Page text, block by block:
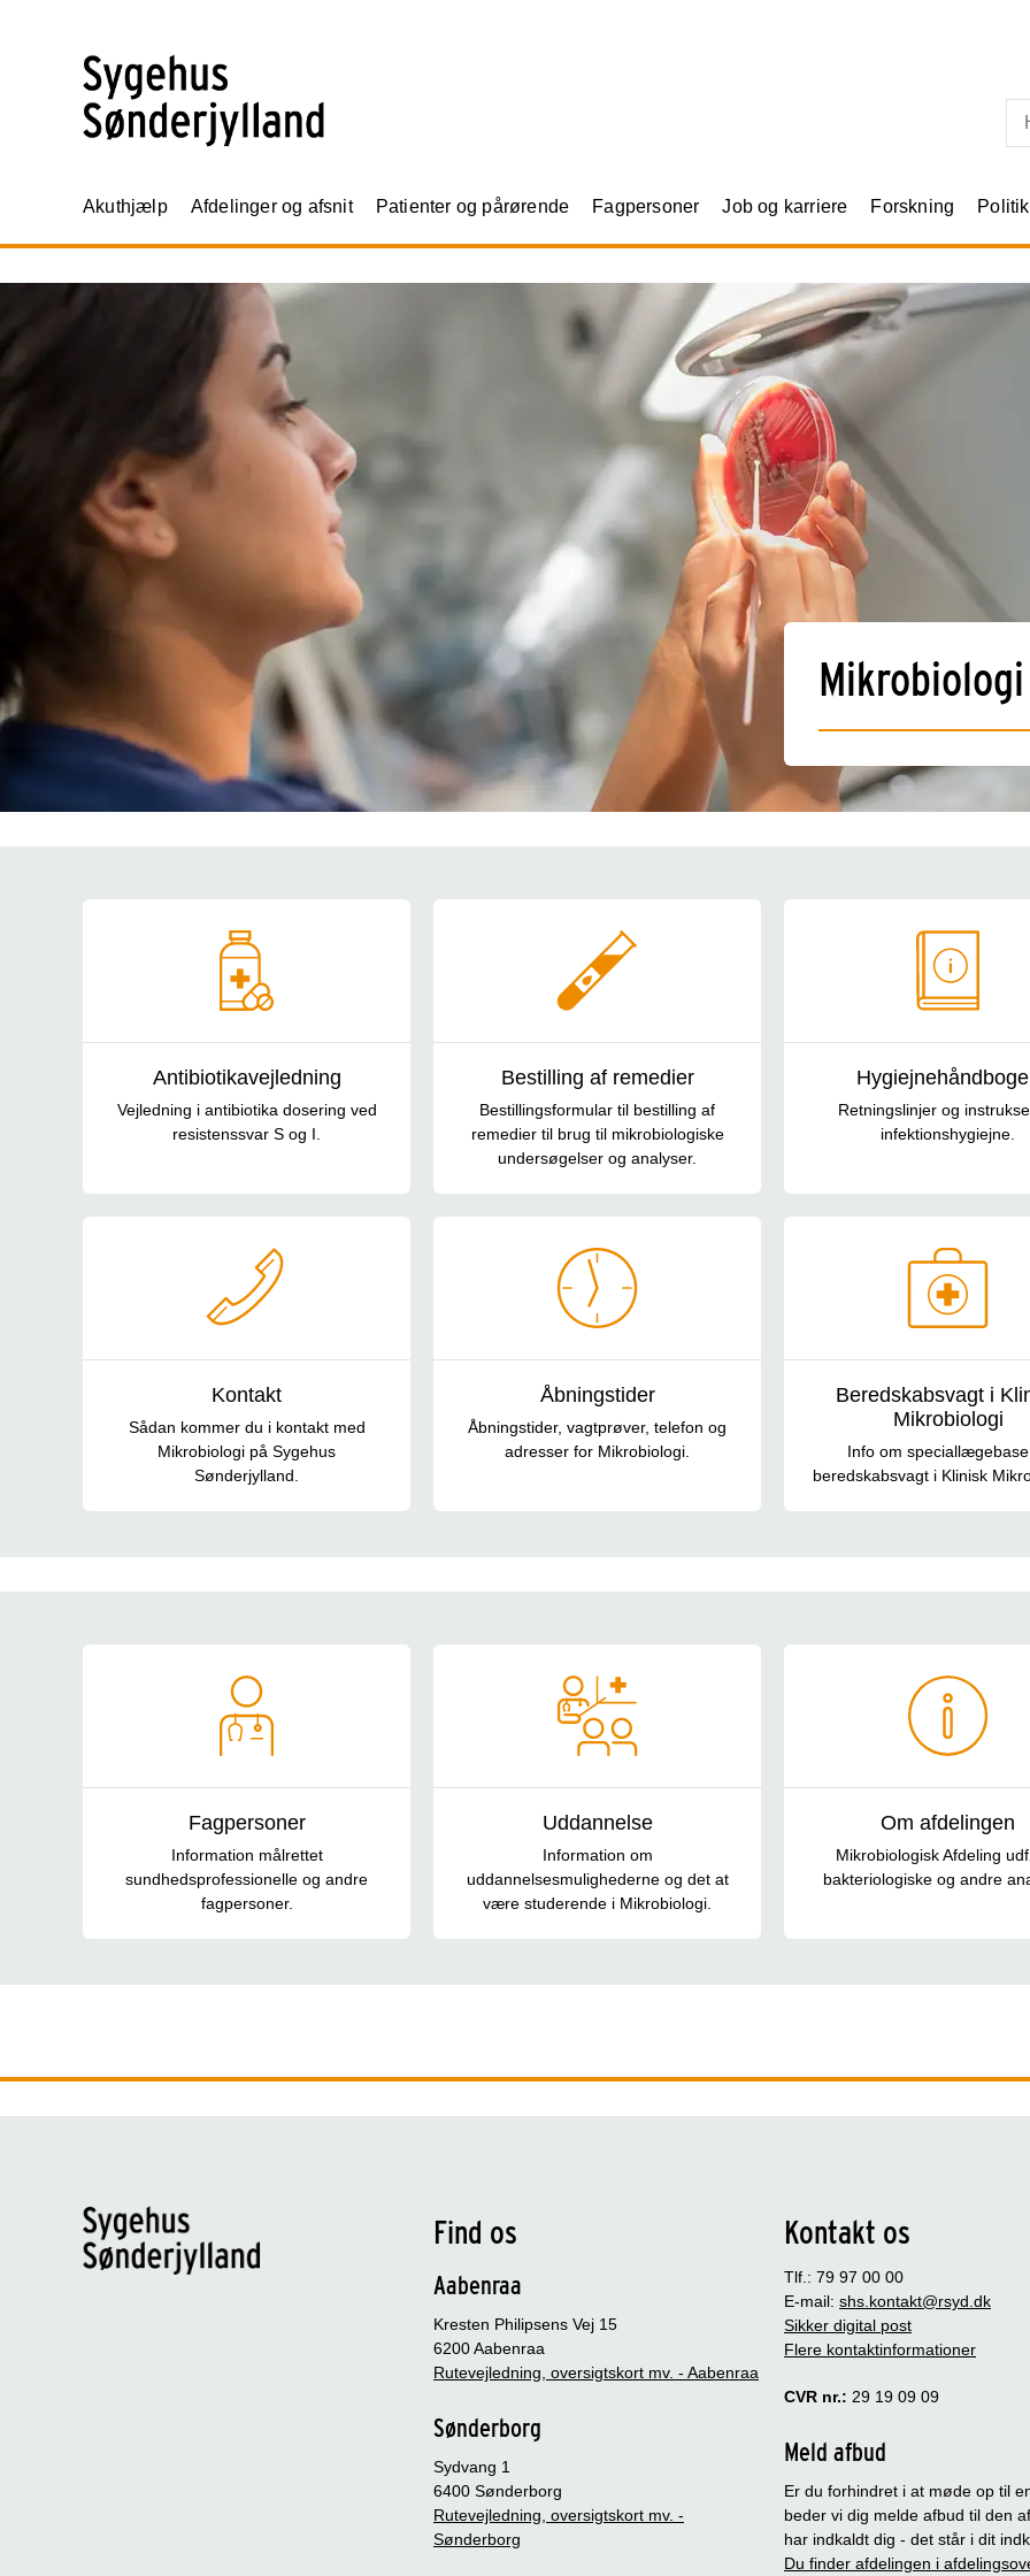
Akuthjælp Afdelinger og afsnit Patienter og pårørende Fagpersoner Job og karriere Forskning Politik
Mikrobiologi
Antibiotikavejledning
Vejledning i antibiotika dosering ved
resistenssvar S og I.
Bestilling af remedier
Bestillingsformular til bestilling af
remedier til brug til mikrobiologiske
undersøgelser og analyser.
Retningslinjer og
infektionshygiejne.
Kontakt
Sådan kommer du i kontakt med
Mikrobiologi på Sygehus
Sønderjylland.
Åbningstider
Åbningstider, vagtprøver, telefon og
adresser for Mikrobiologi.
Beredskabsvagt i
Mikrobiologi
Info om
beredskabsvagt i Klinisk
Fagpersoner
Information målrettet
sundhedsprofessionelle og andre
fagpersoner.
Uddannelse
Information om
uddannelsesmulighederne og det at
være studerende i Mikrobiologi.
Om afdelingen
Mikrobiologisk Afdeling
bakteriologiske og andre
Find os
Aabenraa
Kresten Philipsens Vej 15
6200 Aabenraa
Rutevejledning, oversigtskort mv. - Aabenraa
Sønderborg
Sydvang 1
6400 Sønderborg
Rutevejledning, oversigtskort mv. -
Sønderborg
Kontakt os
Tlf.: 79 97 00 00
E-mail: shs.kontakt@rsyd.dk
Sikker digital post
Flere kontaktinformationer
CVR nr.: 29 19 09 09
Meld afbud
Er du forhindret i at møde op til
beder vi dig melde afbud til den
har indkaldt dig - det står i dit
Du finder afdelingen i